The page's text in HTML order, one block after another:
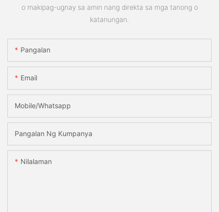
o makipag-ugnay sa amin nang direkta sa mga tanong o
katanungan.
Pangalan
Email
Mobile/Whatsapp
Pangalan Ng Kumpanya
Nilalaman